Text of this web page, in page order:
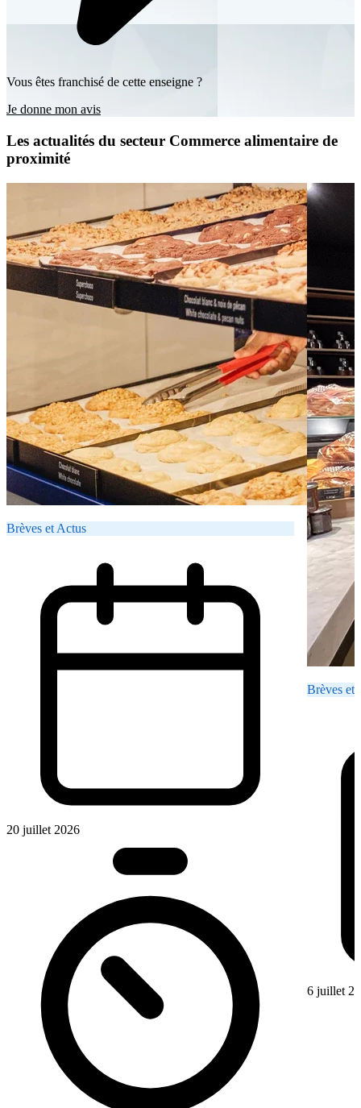
Vous êtes franchisé de cette enseigne ?
Je donne mon avis
Les actualités du secteur Commerce alimentaire de
proximité
Brèves et Actus
20 juillet 2026
Brèves et
6 juillet